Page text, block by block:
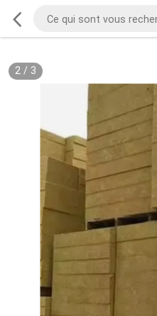
2/ 3